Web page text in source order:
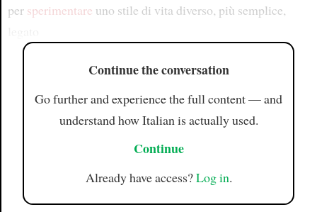
per sperimentare uno stile di vita diverso, più semplice,
Continue the conversation
Go further and experience the full content — and
understand how Italian is actually used.
Continue
Already have access?Log in.